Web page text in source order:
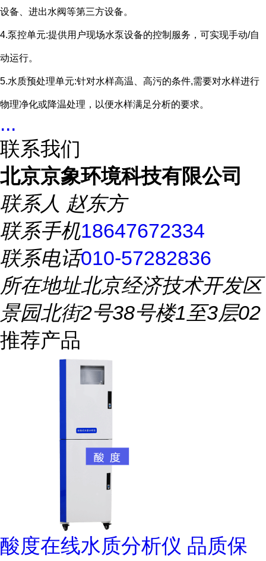
设备、进出水阀等第三方设备。
4.泵控单元:提供用户现场水泵设备的控制服务，可实现手动/自
动运行。
5.水质预处理单元:针对水样高温、高污的条件,需要对水样进行
物理净化或降温处理，以便水样满足分析的要求。
...
联系我们
北京京象环境科技有限公司
联系人 赵东方
联系手机18647672334
联系电话010-57282836
所在地址北京经济技术开发区
景园北街2号38号楼1至3层02
推荐产品
酸度在线水质分析仪 品质保